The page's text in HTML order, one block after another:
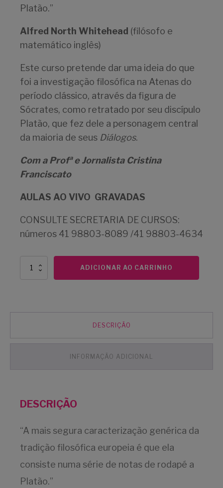
Platão.”
Alfred North Whitehead (filósofo e
matemático inglês)
Este curso pretende dar uma ideia do que
foi a investigação filosófica na Atenas do
período clássico, através da figura de
Sócrates, como retratado por seu discípulo
Platão, que fez dele a personagem central
da maioria de seus Diálogos.
Com a Profª e Jornalista Cristina
Franciscato
AULAS AO VIVO GRAVADAS
CONSULTE SECRETARIA DE CURSOS:
números 41 98803-8089 /41 98803-4634
Sócrates,
da
quantidade
ADICIONAR AO CARRINHO
DESCRIÇÃO
INFORMAÇÃO ADICIONAL
DESCRIÇÃO
“A mais segura caracterização genérica da
tradição filosófica europeia é que ela
consiste numa série de notas de rodapé a
Platão.”